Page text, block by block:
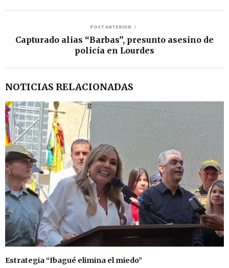
POST ANTERIOR
Capturado alias “Barbas”, presunto asesino de
policía en Lourdes
NOTICIAS RELACIONADAS
Estrategia “Ibagué elimina el miedo”